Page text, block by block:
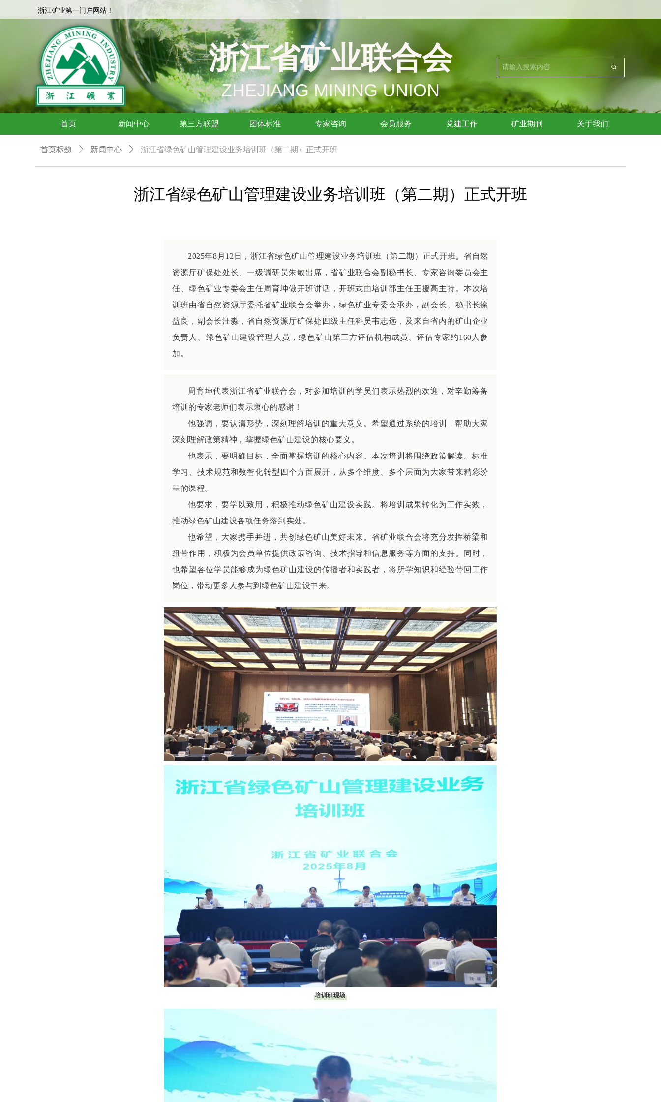
浙江矿业第一门户网站！
ZHEJIANG MINING UNION
浙江省矿业联合会 끠
首页 新闻中心 第三方联盟 团体标准 专家咨询 会员服务 党建工作 矿业期刊 关于我们
浙江矿业第一门户网站！
浙江省绿色矿山管理建设业务培训班（第二期）正式开班
2025年8月12日，浙江省绿色矿山管理建设业务培训班（第二期）正式开班。省自然
资源厅矿保处处长、一级调研员朱敏出席，省矿业联合会副秘书长、专家咨询委员会主
任、绿色矿业专委会主任周育坤做开班讲话，开班式由培训部主任王援高主持。本次培
训班由省自然资源厅委托省矿业联合会举办，绿色矿业专委会承办，副会长、秘书长徐
益良，副会长汪淼，省自然资源厅矿保处四级主任科员韦志远，及来自省内的矿山企业
负责人、绿色矿山建设管理人员，绿色矿山第三方评估机构成员、评估专家约160人参
加。
周育坤代表浙江省矿业联合会，对参加培训的学员们表示热烈的欢迎，对辛勤筹备
培训的专家老师们表示衷心的感谢！
他强调，要认清形势，深刻理解培训的重大意义。希望通过系统的培训，帮助大家
深刻理解政策精神，掌握绿色矿山建设的核心要义。
他表示，要明确目标，全面掌握培训的核心内容。本次培训将围绕政策解读、标准
学习、技术规范和数智化转型四个方面展开，从多个维度、多个层面为大家带来精彩纷
呈的课程。
他要求，要学以致用，积极推动绿色矿山建设实践。将培训成果转化为工作实效，
推动绿色矿山建设各项任务落到实处。
他希望，大家携手并进，共创绿色矿山美好未来。省矿业联合会将充分发挥桥梁和
纽带作用，积极为会员单位提供政策咨询、技术指导和信息服务等方面的支持。同时，
也希望各位学员能够成为绿色矿山建设的传播者和实践者，将所学知识和经验带回工作
岗位，带动更多人参与到绿色矿山建设中来。
培训班现场
首页标题 ꄲ 新闻中心 ꄲ 浙江省绿色矿山管理建设业务培训班（第二期）正式开班